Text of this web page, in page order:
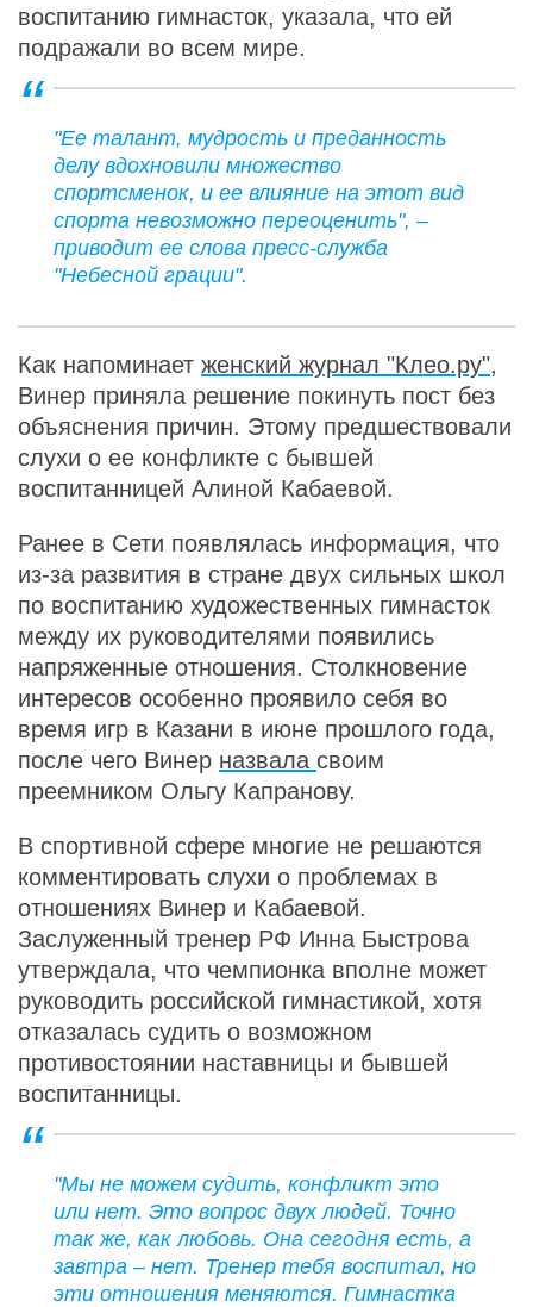
воспитанию гимнасток, указала, что ей
подражали во всем мире.
"Ее талант, мудрость и преданность
делу вдохновили множество
спортсменок, и ее влияние на этот вид
спорта невозможно переоценить", –
приводит ее слова пресс-служба
"Небесной грации".
Как напоминает женский журнал "Клео.ру",
Винер приняла решение покинуть пост без
объяснения причин. Этому предшествовали
слухи о ее конфликте с бывшей
воспитанницей Алиной Кабаевой.
Ранее в Сети появлялась информация, что
из-за развития в стране двух сильных школ
по воспитанию художественных гимнасток
между их руководителями появились
напряженные отношения. Столкновение
интересов особенно проявило себя во
время игр в Казани в июне прошлого года,
после чего Винер назвала своим
преемником Ольгу Капранову.
В спортивной сфере многие не решаются
комментировать слухи о проблемах в
отношениях Винер и Кабаевой.
Заслуженный тренер РФ Инна Быстрова
утверждала, что чемпионка вполне может
руководить российской гимнастикой, хотя
отказалась судить о возможном
противостоянии наставницы и бывшей
воспитанницы.
"Мы не можем судить, конфликт это
или нет. Это вопрос двух людей. Точно
так же, как любовь. Она сегодня есть, а
завтра – нет. Тренер тебя воспитал, но
эти отношения меняются. Гимнастка